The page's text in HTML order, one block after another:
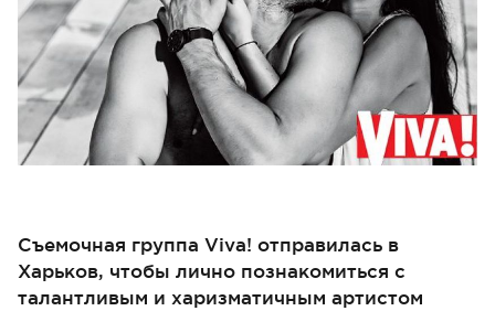
Съемочная группа Viva! отправилась в
Харьков, чтобы лично познакомиться с
талантливым и харизматичным артистом